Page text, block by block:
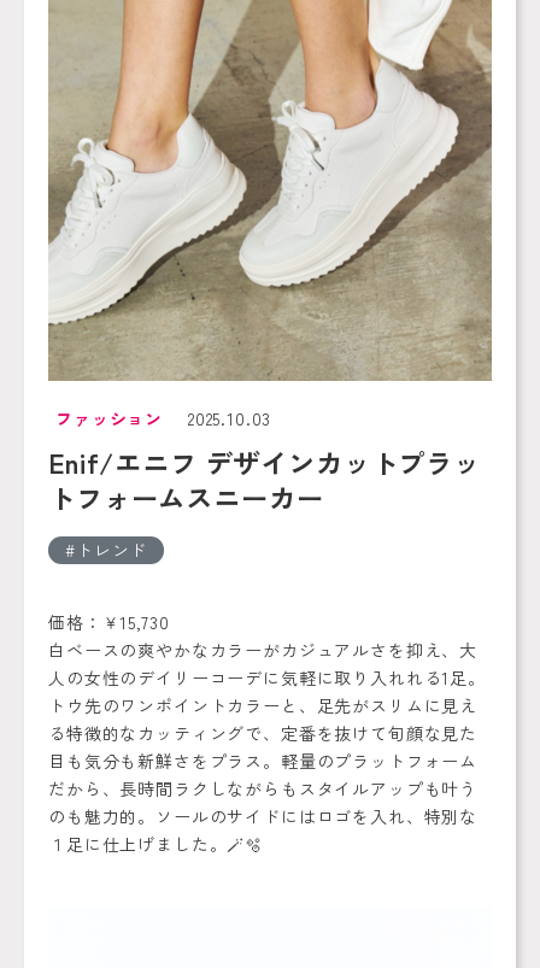
ファッション 2025.10.03
Enif/エニフ デザインカットプラッ
トフォームスニーカー
トレンド
価格：￥15,730
白ベースの爽やかなカラーがカジュアルさを抑え、大
人の女性のデイリーコーデに気軽に取り入れれる1足。
トウ先のワンポイントカラーと、足先がスリムに見え
る特徴的なカッティングで、定番を抜けて旬顔な見た
目も気分も新鮮さをプラス。軽量のプラットフォーム
だから、長時間ラクしながらもスタイルアップも叶う
のも魅力的。ソールのサイドにはロゴを入れ、特別な
１足に仕上げました。🪄🫧